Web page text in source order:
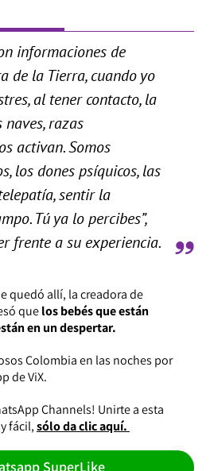
informaciones de
de la Tierra, cuando yo
al tener contacto, la
razas
activan. Somos
los dones psíquicos, las
sentir la
Tú ya lo percibes”,
frente a su experiencia.
quedó allí, la creadora de
quelos bebés que están
en un despertar.
Colombia en las noches por
de ViX.
Channels! Unirte a esta
fácil,sólo da clic aquí.
SuperLike